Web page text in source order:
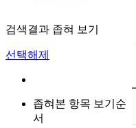
검색결과 좁혀 보기
선택해제
좁혀본 항목 보기순
서